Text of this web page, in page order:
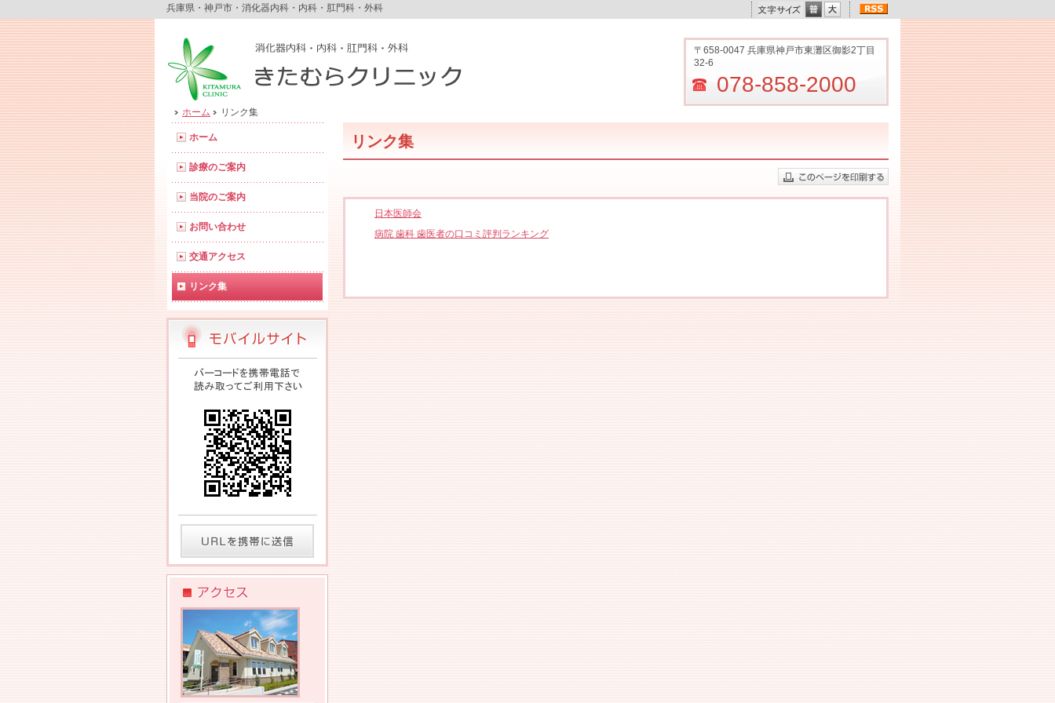
兵庫県・神戸市・消化器内科・内科・肛門科・外科
〒658-0047 兵庫県神戸市東灘区御影2丁目
32-6
078-858-2000
ホーム リンク集
リンク集
日本医師会
病院 歯科 歯医者の口コミ評判ランキング
ホーム
診療のご案内
当院のご案内
お問い合わせ
交通アクセス
リンク集